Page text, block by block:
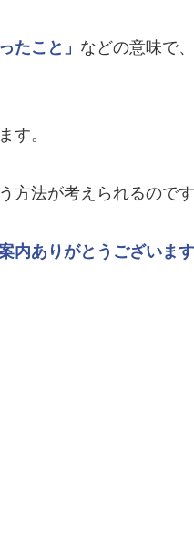
たこと」 などの意味で、
す。
方法が考えられるのです
案内ありがとうございます